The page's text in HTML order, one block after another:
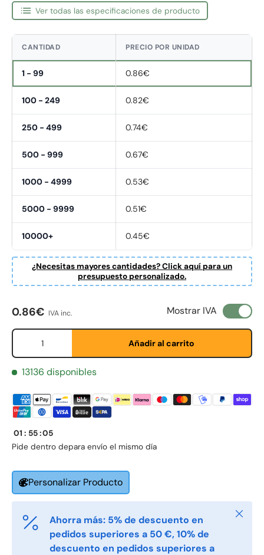
Ver todas las especificaciones de producto
CANTIDAD PRECIO POR UNIDAD
1 - 99 0.86€
100 - 249 0.82€
250 - 499 0.74€
500 - 999 0.67€
1000 - 4999 0.53€
5000 - 9999 0.51€
10000+ 0.45€
¿Necesitas mayores cantidades? Click aquí para un
presupuesto personalizado.
Fornavn *
Etternavn *
E-post *
Telefon
Postnummer *
Precio normal
0.86€ IVA inc. Mostrar IVA
Cant.
Añadir al carrito
13136 disponibles
Pide dentro de
01 : 55:05
para envío el mismo día
Personalizar Producto
Ahorra más: 5% de descuento en
pedidos superiores a 50 €, 10% de
descuento en pedidos superiores a
Cerrar